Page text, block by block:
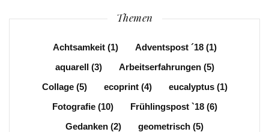
Themen
Achtsamkeit(1) Adventspost ´18(1)
aquarell(3) Arbeitserfahrungen(5)
Collage(5) ecoprint(4) eucalyptus(1)
Fotografie(10) Frühlingspost `18(6)
Gedanken (2) geometrisch (5)